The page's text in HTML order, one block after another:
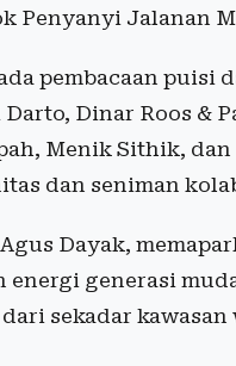
Penyanyi Jalanan
pembacaan puisi
Dinar Roos &
Menik Sithik,
dan seniman
Agus Dayak,
energi generasi
sekadar kawasan